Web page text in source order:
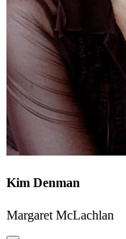
Kim Denman
Margaret McLachlan